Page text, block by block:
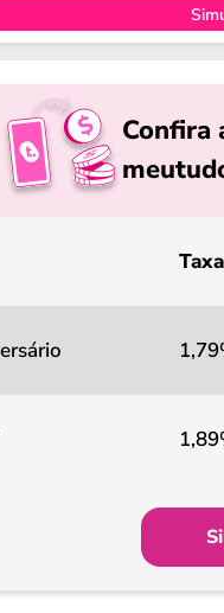
Confira